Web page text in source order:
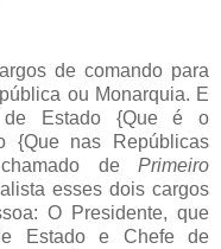
de comando para
ou Monarquia. E
de Estado {Que é o
{Que nas Repúblicas
chamado de Primeiro
esses dois cargos
O Presidente, que
Estado e Chefe de